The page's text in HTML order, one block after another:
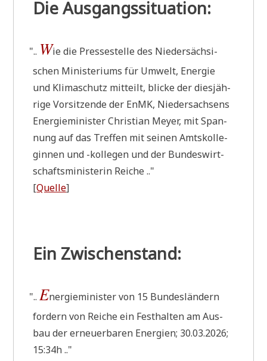
Die Ausgangssituation:
".. Wie die Pres­se­stel­le des Nie­der­säch­si­
schen Mini­ste­ri­ums für Umwelt, Ener­gie
und Kli­ma­schutz mit­teilt, blicke der dies­jäh­
ri­ge Vor­sit­zen­de der EnMK, Nie­der­sach­sens
Ener­gie­mi­ni­ster Chri­sti­an Mey­er, mit Span­
nung auf das Tref­fen mit sei­nen Amts­kol­le­
gin­nen und -kol­le­gen und der Bun­des­wirt­
schafts­mi­ni­ste­rin Reiche .."
[Quel­le]
Ein Zwischenstand:
"..Ener­gie­mi­ni­ster von 15 Bun­des­län­dern
for­dern von Rei­che ein Fest­hal­ten am Aus­
bau der erneu­er­ba­ren Ener­gien; 30.03.2026;
15:34h .."